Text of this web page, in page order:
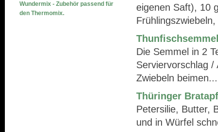
Wundermix - Zubehör passend für
den Thermomix.
eigenen Saft), 10
Die Semmel in 2
Serviervorschlag
Zwiebeln beimen...
Thüringer
Petersilie, Butter,
und in Würfel